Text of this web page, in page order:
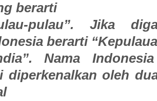
berarti
pulau”. Jika
berarti
Nama
diperkenalkan oleh